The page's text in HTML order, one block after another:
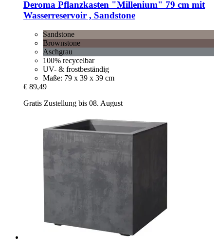
Deroma Pflanzkasten "Millenium" 79 cm mit
Wasserreservoir , Sandstone
Sandstone
Brownstone
Aschgrau
100% recycelbar
UV- & frostbeständig
Maße: 79 x 39 x 39 cm
€ 89,49
Gratis Zustellung bis 08. August